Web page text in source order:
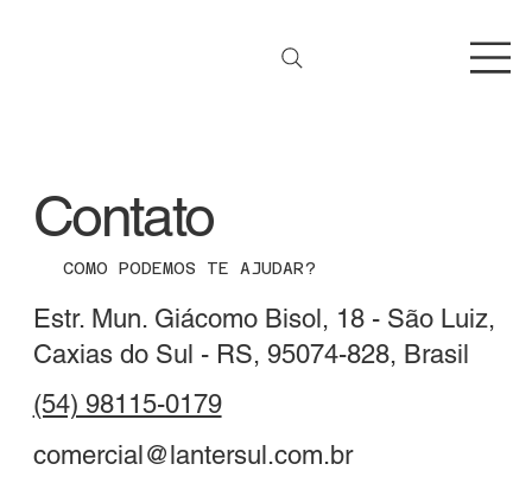
Contato
COMO PODEMOS TE AJUDAR?
Estr. Mun. Giácomo Bisol, 18 - São Luiz,
Caxias do Sul - RS, 95074-828, Brasil
(54) 98115-0179
comercial@lantersul.com.br